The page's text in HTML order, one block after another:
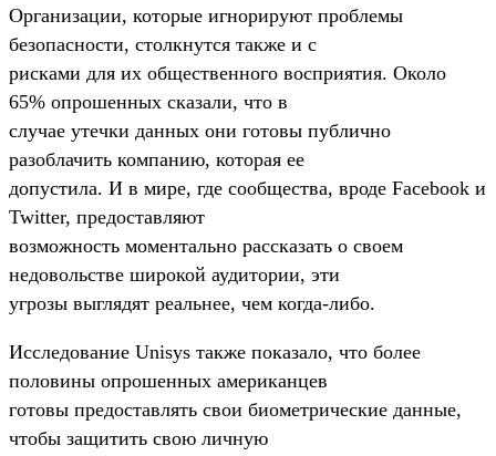
Организации, которые игнорируют проблемы
безопасности, столкнутся также и с
рисками для их общественного восприятия. Около
65% опрошенных сказали, что в
случае утечки данных они готовы публично
разоблачить компанию, которая ее
допустила. И в мире, где сообщества, вроде Facebook и
Twitter, предоставляют
возможность моментально рассказать о своем
недовольстве широкой аудитории, эти
угрозы выглядят реальнее, чем когда-либо.
Исследование Unisys также показало, что более
половины опрошенных американцев
готовы предоставлять свои биометрические данные,
чтобы защитить свою личную